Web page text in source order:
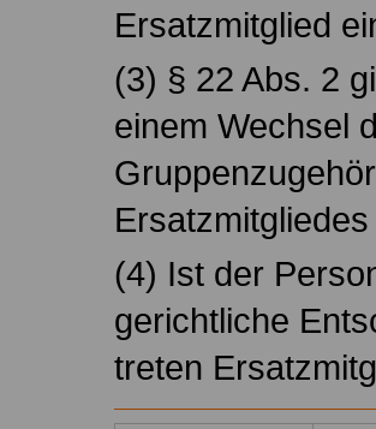
Ersatzmitglied
(3) § 22 Abs. 2
einem Wechsel
(4) Ist der
gerichtliche
treten